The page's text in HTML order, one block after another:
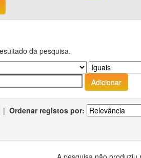
da pesquisa.
| Ordenar registos por: